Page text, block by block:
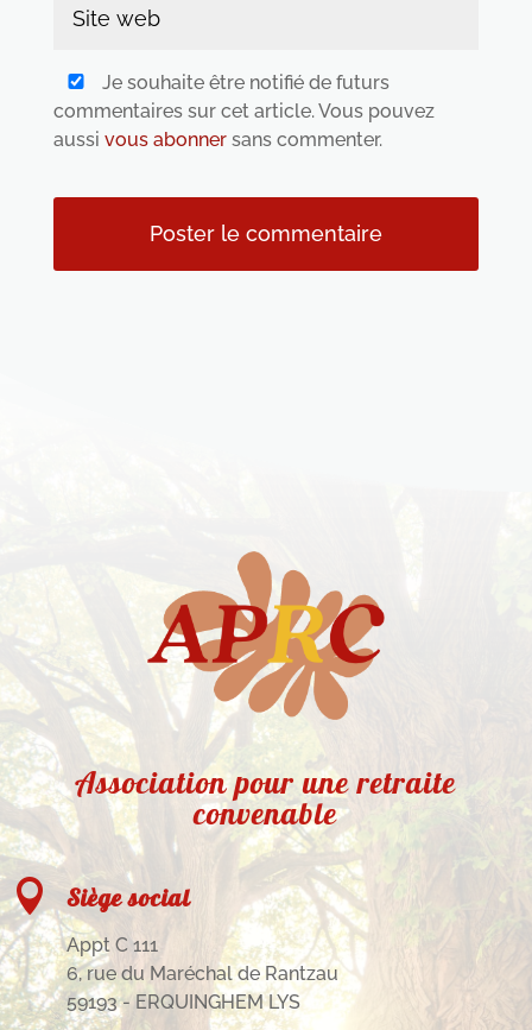
Je souhaite être notifié de futurs
commentaires sur cet article. Vous pouvez
aussi vous abonnersans commenter.
Association pour une retraite
convenable
 Siège social
Appt C 111
6, rue du Maréchal de Rantzau
59193 - ERQUINGHEM LYS